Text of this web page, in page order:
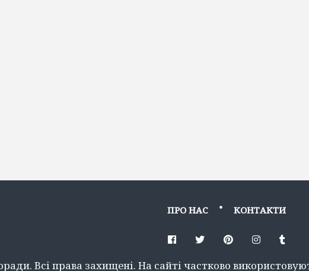
ПРО НАС КОНТАКТИ
TwitterPinterestInstagram
Всі права захищені. На сайті частково